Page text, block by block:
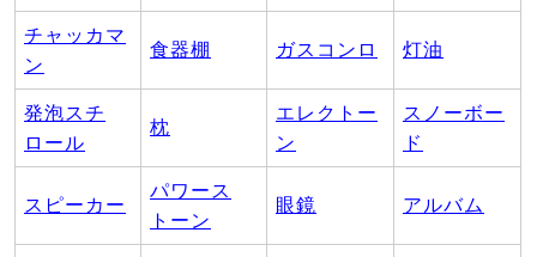
チャッカマ
ン
食器棚 ガスコンロ 灯油
発泡スチ
ロール
枕
エレクトー
ン
スノーボー
ド
スピーカー
パワース
トーン
眼鏡 アルバム